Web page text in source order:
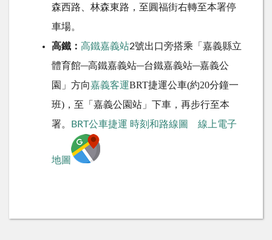
森西路、林森東路，至圓福街右轉至本署停
車場。
高鐵： 高鐵嘉義站2號出口旁搭乘「 嘉義縣立
體育館─高鐵嘉義站─台鐵嘉義站─嘉義公
園 」方向嘉義客運BRT捷運公車(約20分鐘一
班)，至「嘉義公園站」下車，再步行至本
署。 BRT公車捷運 時刻和路線圖 線上電子
地圖